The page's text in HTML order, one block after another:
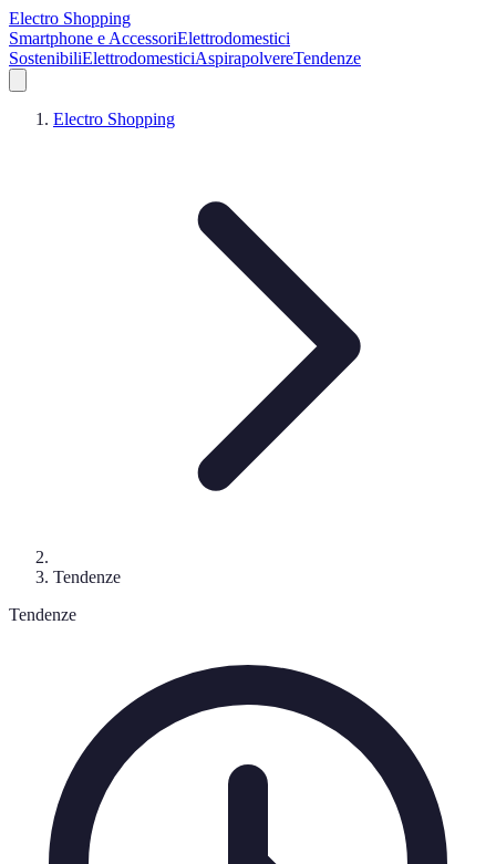
Electro Shopping
Smartphone e AccessoriElettrodomestici
SostenibiliElettrodomesticiAspirapolvereTendenze
Electro Shopping
Tendenze
Tendenze